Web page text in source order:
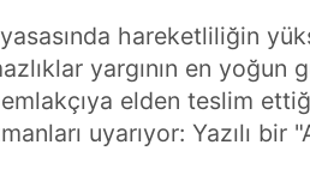
hareketliliğin
yargının en
elden teslim
uyarıyor: Yazılı